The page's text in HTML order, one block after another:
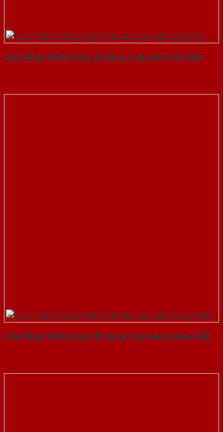
Cửa Thép Chống Cháy 2P dung 2 tay nam Cửa-SGD
Cửa Thép Chống Cháy 2P dung 2 tay nam Cửa-a-SGD